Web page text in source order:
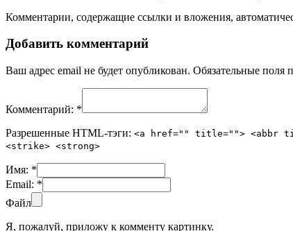
Комментарии, содержащие ссылки и вложения,
Добавить комментарий
Ваш адрес email не будет опубликован. Обязательные поля
Комментарий: *
Разрешенные HTML-тэги: <a href="" title=""> <abbr
<strike> <strong>
Имя: *
Email: *
Файл
Я, пожалуй, приложу к комменту картинку.